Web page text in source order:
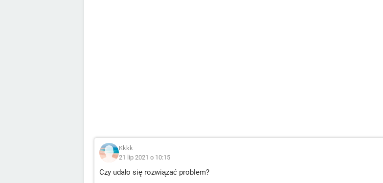
Kkkk
21 lip 2021 o 10:15
Czy udało się rozwiązać problem?